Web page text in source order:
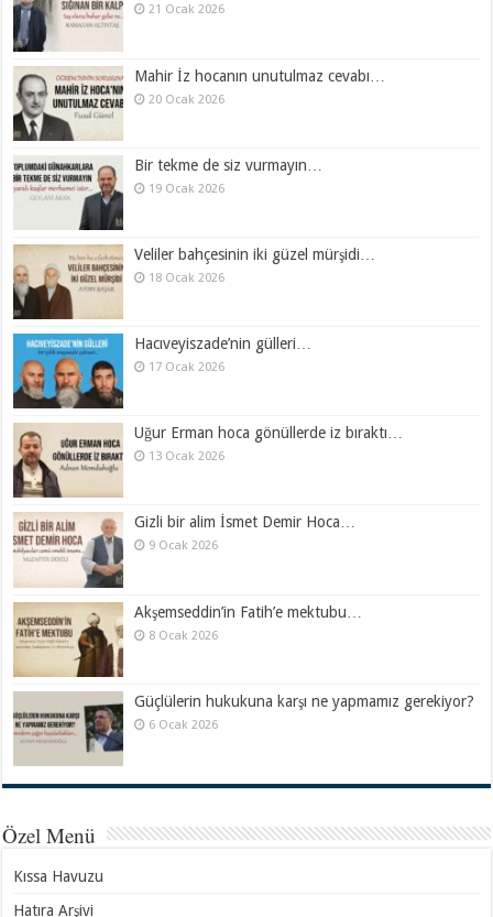
21 Ocak 2026
Mahir İz hocanın unutulmaz cevabı…
20 Ocak 2026
Bir tekme de siz vurmayın…
19 Ocak 2026
Veliler bahçesinin iki güzel mürşidi…
18 Ocak 2026
Hacıveyiszade’nin gülleri…
17 Ocak 2026
Uğur Erman hoca gönüllerde iz bıraktı…
13 Ocak 2026
Gizli bir alim İsmet Demir Hoca…
9 Ocak 2026
Akşemseddin’in Fatih’e mektubu…
8 Ocak 2026
Güçlülerin hukukuna karşı ne yapmamız gerekiyor?
6 Ocak 2026
Özel Menü
Kıssa Havuzu
Hatıra Arşivi